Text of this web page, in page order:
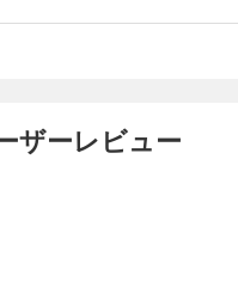
などの大きいディスプレイの端
ザーレビュー